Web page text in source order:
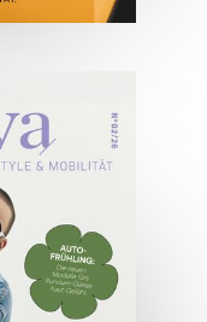
2026